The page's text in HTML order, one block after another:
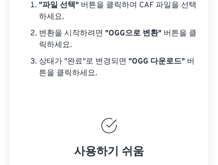
"파일 선택" 버튼을 클릭하여 CAF 파일을 선택
하세요.
변환을 시작하려면 "OGG으로 변환" 버튼을 클
릭하세요.
상태가 "완료"로 변경되면 "OGG 다운로드" 버
튼을 클릭하세요.
사용하기 쉬움